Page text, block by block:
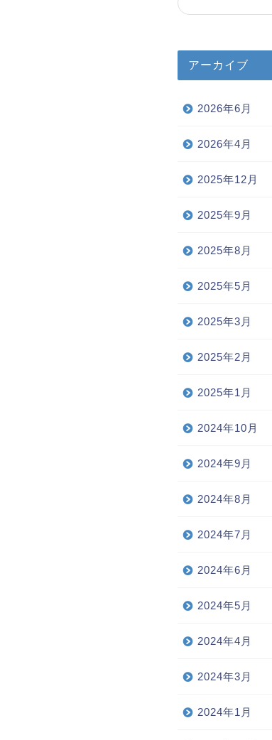
アーカイブ
2026年6月
2026年4月
2025年12月
2025年9月
2025年8月
2025年5月
2025年3月
2025年2月
2025年1月
2024年10月
2024年9月
2024年8月
2024年7月
2024年6月
2024年5月
2024年4月
2024年3月
2024年1月